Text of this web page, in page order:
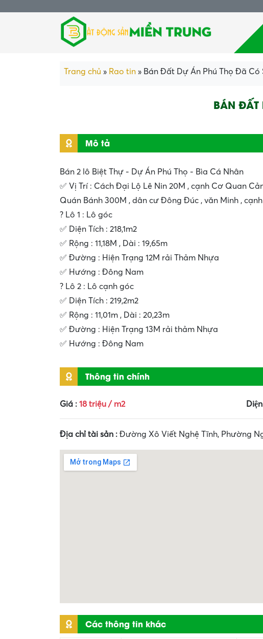
Trang chủ » Rao tin » Bán Đất Dự Án Phú Thọ Đã Có
BÁN ĐẤT
Mô tả
Bán 2 lô Biệt Thự - Dự Án Phú Thọ - Bìa Cá Nhân
✅ Vị Trí : Cách Đại Lộ Lê Nin 20M , cạnh Cơ Quan
Quán Bánh 300M , dân cư Đông Đúc , văn Minh ,
? Lô 1 : Lô góc
✅ Diện Tích : 218,1m2
✅ Rộng : 11,18M , Dài : 19,65m
✅ Đường : Hiện Trạng 12M rải Thảm Nhựa
✅ Hướng : Đông Nam
? Lô 2 : Lô cạnh góc
✅ Diện Tích : 219,2m2
✅ Rộng : 11,01m , Dài : 20,23m
✅ Đường : Hiện Trạng 13M rải thảm Nhựa
✅ Hướng : Đông Nam
Thông tin chính
Giá : 18 triệu / m2
Địa chỉ tài sản : Đường Xô Viết Nghệ Tĩnh, Phường
Các thông tin khác